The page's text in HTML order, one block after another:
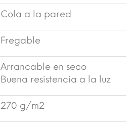
Cola a la pared
Fregable
Arrancable en seco
Buena resistencia a la luz
270 g/m2